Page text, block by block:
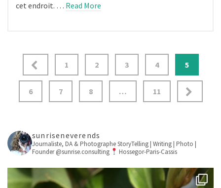
cet endroit. … Read More
1 2 3 4 5
6 7 8 … 11
sunriseneverends
Journaliste, DA & PhotographeStoryTelling | Writing | Photo |
Founder @sunrise.consulting
Hossegor-Paris-Cassis